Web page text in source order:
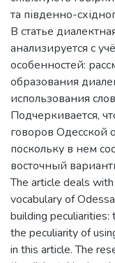
та південно-
В статье
анализируется с
особенностей:
образования
использования
Подчеркивается,
говоров Одесской
поскольку в нем
восточный
The article deals
vocabulary of
building
the peculiarity of
in this article. The